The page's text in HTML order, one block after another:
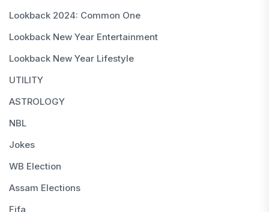
Lookback 2024: Common One
Lookback New Year Entertainment
Lookback New Year Lifestyle
UTILITY
ASTROLOGY
NBL
Jokes
WB Election
Assam Elections
Fifa